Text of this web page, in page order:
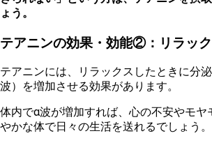
ょう。
テアニンの効果・効能②：リラッ
テアニンには、リラックスしたときに分
波）を増加させる効果があります。
体内でα波が増加すれば、心の不安やモヤ
やかな体で日々の生活を送れるでしょう。